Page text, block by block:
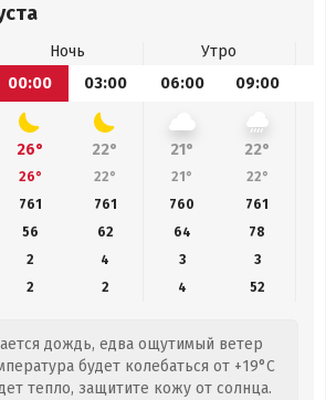
Ночь
Утро
00:00
03:00 06:00 09:00
26° 22° 21° 22°
26° 22° 21° 22°
761
761 760 761
56
62 64 78
2
4 3
3
2
2 4 52
дождь, едва ощутимый ветер
будет колебаться от +19°C
тепло, защитите кожу от солнца.